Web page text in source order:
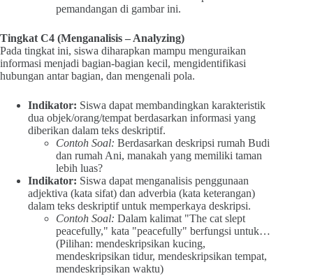
pemandangan di gambar ini.
Tingkat C4 (Menganalisis – Analyzing)
Pada tingkat ini, siswa diharapkan mampu menguraikan
informasi menjadi bagian-bagian kecil, mengidentifikasi
hubungan antar bagian, dan mengenali pola.
Indikator: Siswa dapat membandingkan karakteristik
dua objek/orang/tempat berdasarkan informasi yang
diberikan dalam teks deskriptif.
Contoh Soal: Berdasarkan deskripsi rumah Budi
dan rumah Ani, manakah yang memiliki taman
lebih luas?
Indikator: Siswa dapat menganalisis penggunaan
adjektiva (kata sifat) dan adverbia (kata keterangan)
dalam teks deskriptif untuk memperkaya deskripsi.
Contoh Soal: Dalam kalimat "The cat slept
peacefully," kata "peacefully" berfungsi untuk…
(Pilihan: mendeskripsikan kucing,
mendeskripsikan tidur, mendeskripsikan tempat,
mendeskripsikan waktu)